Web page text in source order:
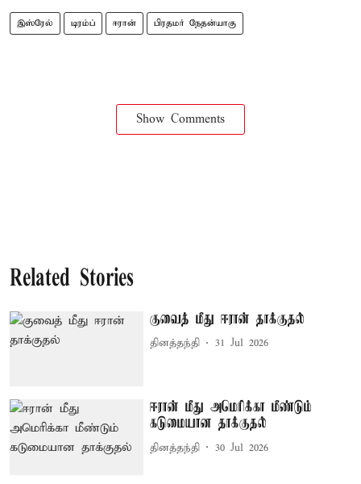
இஸ்ரேல் டிரம்ப் ஈரான் பிரதமர் நேதன்யாகு
Show Comments
Related Stories
குவைத் மீது ஈரான் தாக்குதல்
தினத்தந்தி 31 Jul 2026
ஈரான் மீது அமெரிக்கா மீண்டும்
கடுமையான தாக்குதல்
தினத்தந்தி 30 Jul 2026